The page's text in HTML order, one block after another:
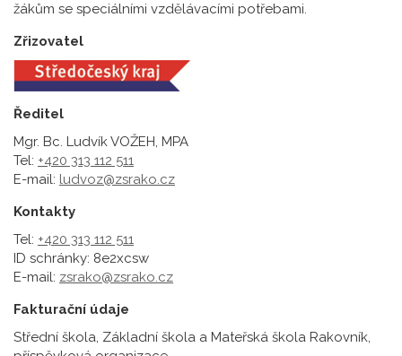
žákům se speciálními vzdělávacími potřebami.
Zřizovatel
Ředitel
Mgr. Bc. Ludvík VOŽEH, MPA
Tel: +420 313 112 511
E-mail: ludvoz@zsrako.cz
Kontakty
Tel: +420 313 112 511
ID schránky: 8e2xcsw
E-mail: zsrako@zsrako.cz
Fakturační údaje
Střední škola, Základní škola a Mateřská škola Rakovník,